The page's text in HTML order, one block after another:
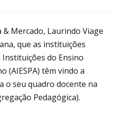
& Mercado, Laurindo Viage
que as instituições
Instituições do Ensino
(AIESPA) têm vindo a
o seu quadro docente na
Pedagógica).